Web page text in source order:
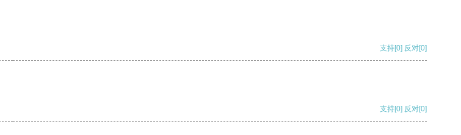
支持[0] 反对[0]
支持[0] 反对[0]